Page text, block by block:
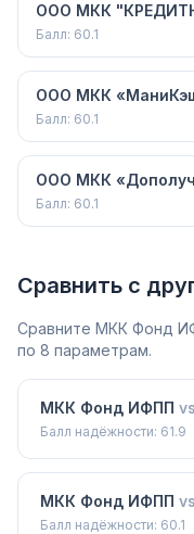
ООО МКК
Балл: 60.1
ООО МКК
Балл: 60.1
ООО МКК
Балл: 60.1
Сравнить с
Сравните МКК Фонд
по 8 параметрам.
МКК Фонд ИФПП vs
Балл надёжности: 61.9
МКК Фонд ИФПП vs
Балл надёжности: 60.1